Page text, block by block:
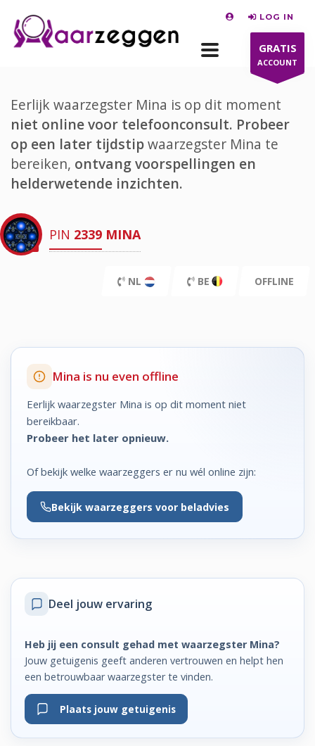
LOG IN
GRATIS
ACCOUNT
Eerlijk waarzegster Mina is op dit moment
niet online voor telefoonconsult. Probeer
op een later tijdstipwaarzegster Mina te
bereiken, ontvang voorspellingen en
helderwetende inzichten.
PIN 2339 MINA
NL BE OFFLINE
Mina is nu even offline
Eerlijk waarzegster Mina is op dit moment niet
bereikbaar.
Probeer het later opnieuw.
Of bekijk welke waarzeggers er nu wél online zijn:
Bekijk waarzeggers voor beladvies
Deel jouw ervaring
Heb jij een consult gehad met waarzegster Mina?
Jouw getuigenis geeft anderen vertrouwen en helpt hen
een betrouwbaar waarzegster te vinden.
Plaats jouw getuigenis